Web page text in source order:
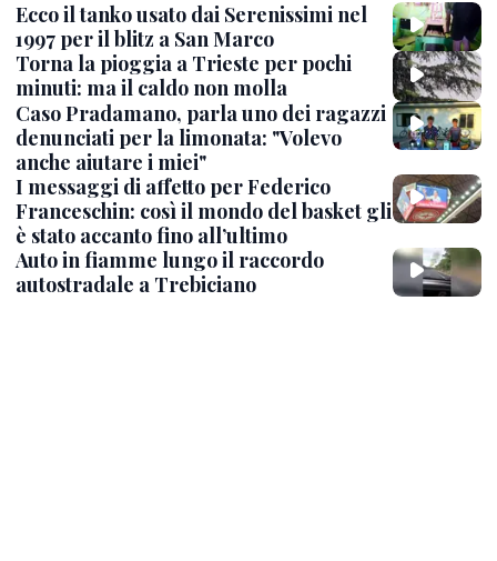
Ecco il tanko usato dai Serenissimi nel
1997 per il blitz a San Marco
Torna la pioggia a Trieste per pochi
minuti: ma il caldo non molla
Caso Pradamano, parla uno dei ragazzi
denunciati per la limonata: "Volevo
anche aiutare i miei"
I messaggi di affetto per Federico
Franceschin: così il mondo del basket gli
è stato accanto fino all’ultimo
Auto in fiamme lungo il raccordo
autostradale a Trebiciano